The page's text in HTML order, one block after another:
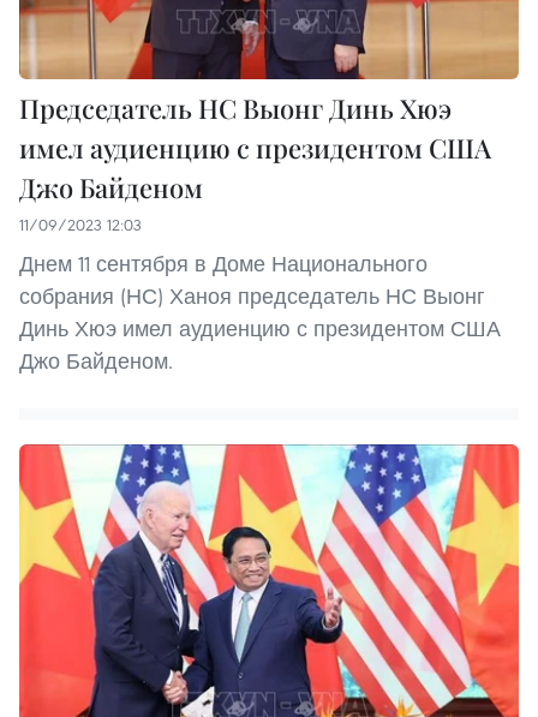
Председатель НС Выонг Динь Хюэ
имел аудиенцию с президентом США
Джо Байденом
11/09/2023 12:03
Днем 11 сентября в Доме Национального
собрания (НС) Ханоя председатель НС Выонг
Динь Хюэ имел аудиенцию с президентом США
Джо Байденом.